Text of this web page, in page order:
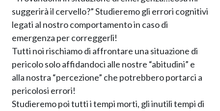
suggerirà il cervello?” Studieremo gli errori cognitivi
legati al nostro comportamento in caso di
emergenza per correggerli!
Tutti noi rischiamo di affrontare una situazione di
pericolo solo affidandoci alle nostre “abitudini” e
alla nostra “percezione” che potrebbero portarci a
pericolosi errori!
Studieremo poi tutti i tempi morti, gli inutili tempi di